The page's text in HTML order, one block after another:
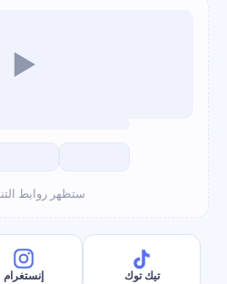
▶
ستظهر روابط
تيك توك إنستغرام